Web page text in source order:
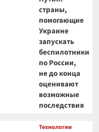
страны,
помогающие
Украине
запускать
беспилотники
по России,
не до конца
оценивают
возможные
последствия
Технологии